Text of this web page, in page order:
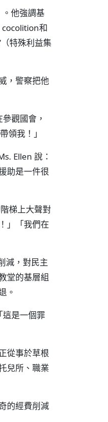
他強調基
和
特殊利益集
，警察把他
觀國會，
領我！」
Ellen 說：
助是一件很
梯上大聲對
」「我們在
減，對民主
堂的基層組
。
這是一個罪
從事於草根
兒所、職業
的經費削減